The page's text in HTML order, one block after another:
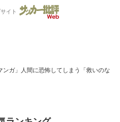
エール!
イト
ガ」人間に恐怖してしまう「救いのな